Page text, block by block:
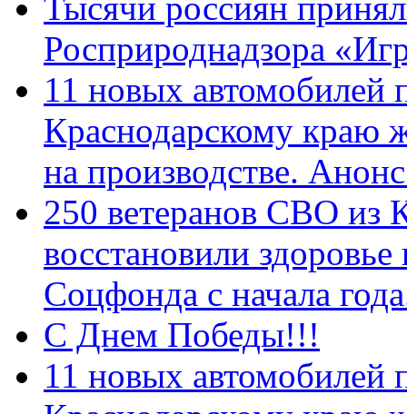
Росприроднадзора
11 новых автомобилей
Краснодарскому краю
на производстве.
250 ветеранов СВО из
восстановили
Соцфонда с начала
С Днем Победы!!!
11 новых автомобилей